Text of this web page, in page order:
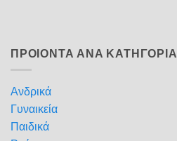
ΠΡΟΙΟΝΤΑ ΑΝΑ ΚΑΤΗΓΟΡΙΑ
Ανδρικά
Γυναικεία
Παιδικά